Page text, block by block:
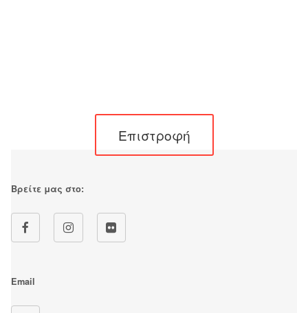
Επιστροφή
Email
Βρείτε μας στο: